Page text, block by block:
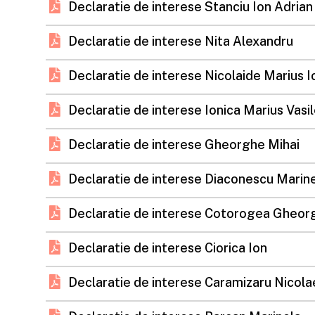
Declaratie de interese Stanciu Ion Adrian
Declaratie de interese Nita Alexandru
Declaratie de interese Nicolaide Marius
Declaratie de interese Ionica Marius
Declaratie de interese Gheorghe Mihai
Declaratie de interese Diaconescu
Declaratie de interese Cotorogea
Declaratie de interese Ciorica Ion
Declaratie de interese Caramizaru